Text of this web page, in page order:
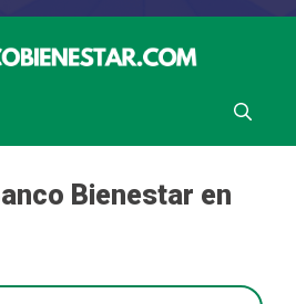
Bienestar en